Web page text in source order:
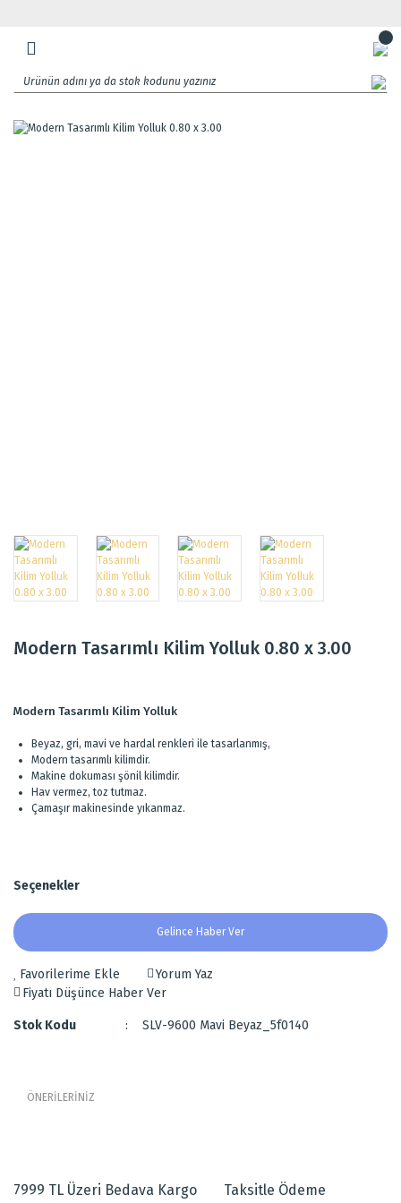
Modern Tasarımlı Kilim Yolluk 0.80 x 3.00
Modern Tasarımlı Kilim Yolluk
Beyaz, gri, mavi ve hardal renkleri ile tasarlanmış,
Modern tasarımlı kilimdir.
Makine dokuması şönil kilimdir.
Hav vermez, toz tutmaz.
Çamaşır makinesinde yıkanmaz.
Seçenekler
Gelince Haber Ver
Yorum Yaz
Fiyatı Düşünce Haber Ver
Stok Kodu SLV-9600 Mavi Beyaz_5f0140
ÖNERİLERİNİZ
Beyaz, gri, mavi ve hardal renkleri ile tasarlanmış,
Modern tasarımlı kilimdir.
Görüş ve önerileriniz için teşekkür ederiz.
7999 TL Üzeri Bedava Kargo Taksitle Ödeme